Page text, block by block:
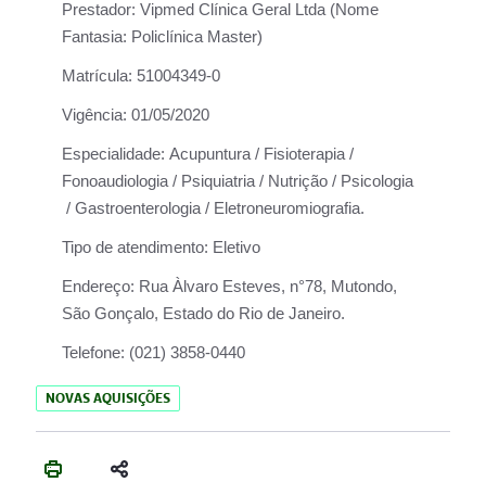
Prestador: Vipmed Clínica Geral Ltda (Nome
Fantasia: Policlínica Master)
Matrícula: 51004349-0
Vigência: 01/05/2020
Especialidade: Acupuntura / Fisioterapia /
Fonoaudiologia / Psiquiatria / Nutrição / Psicologia
/ Gastroenterologia / Eletroneuromiografia.
Tipo de atendimento: Eletivo
Endereço: Rua Àlvaro Esteves, n°78, Mutondo,
São Gonçalo, Estado do Rio de Janeiro.
Telefone: (021) 3858-0440
NOVAS AQUISIÇÕES